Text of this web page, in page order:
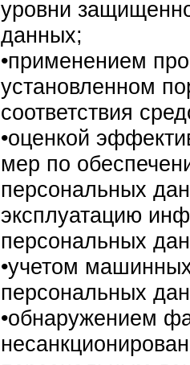
уровни
данных;
•применением
установленном
соответствия
•оценкой
мер по
персональных
эксплуатацию
персональных
•учетом
персональных
•обнаружением